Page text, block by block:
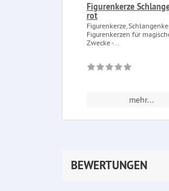
Figurenkerze
rot
Figurenkerze,
Figurenkerzen für
Zwecke -...
mehr...
BEWERTUNGEN